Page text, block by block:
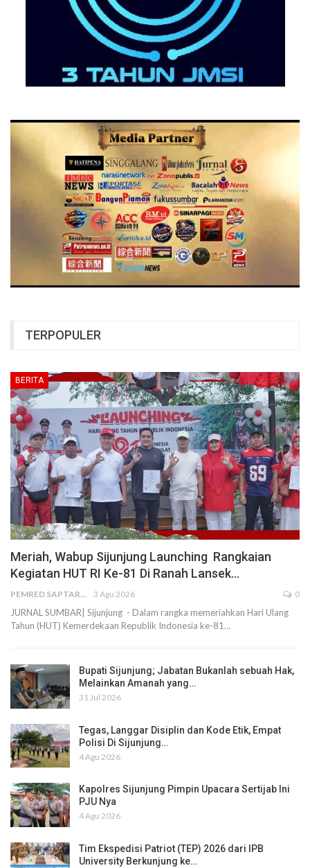
TERPOPULER
BERITA
Meriah, Wabup Sijunjung Launching Rangkaian
Kegiatan HUT RI Ke-81 Di Ranah Lansek…
PEMRED SAPTARIUS 3 Agu 2026 0
JURNAL SUMBAR| Sijunjung - Dalam rangka memeriahkan Hari Ulang
Tahun (HUT) Kemerdekaan Republik Indonesia ke-81…
Bupati Sijunjung; Jabatan Bukanlah sebuah Hak,
Melainkan Amanah yang…
31 Jul 2026
Tegas, Langgar Disiplin dan Kode Etik, Empat
Polisi Di Sijunjung…
4 Agu 2026
Kapolres Sijunjung Pimpin Upacara Sertijab Ini
PJU Nya
4 Agu 2026
Tim Ekspedisi Patriot (TEP) 2026 dari IPB
University Berkunjung ke…